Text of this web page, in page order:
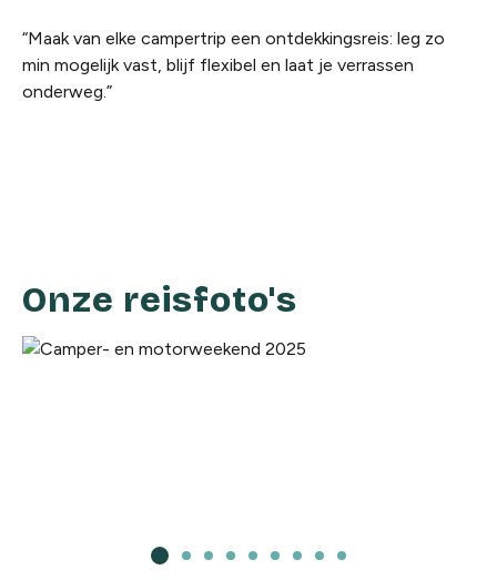
“Maak van elke campertrip een ontdekkingsreis: leg zo
min mogelijk vast, blijf flexibel en laat je verrassen
onderweg.”
Onze reisfoto's